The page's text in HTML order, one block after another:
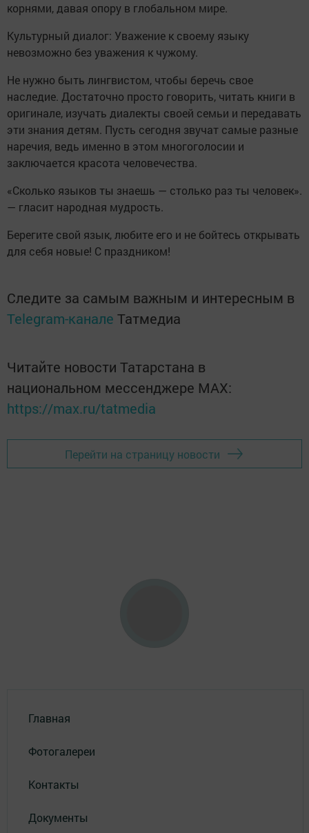
корнями, давая опору в глобальном мире.
Культурный диалог: Уважение к своему языку
невозможно без уважения к чужому.
Не нужно быть лингвистом, чтобы беречь свое
наследие. Достаточно просто говорить, читать книги в
оригинале, изучать диалекты своей семьи и передавать
эти знания детям. Пусть сегодня звучат самые разные
наречия, ведь именно в этом многоголосии и
заключается красота человечества.
«Сколько языков ты знаешь — столько раз ты человек».
— гласит народная мудрость.
Берегите свой язык, любите его и не бойтесь открывать
для себя новые! С праздником!
Следите за самым важным и интересным в
Telegram-канале Татмедиа
Читайте новости Татарстана в
национальном мессенджере MАХ:
https://max.ru/tatmedia
Перейти на страницу новости
Главная
Фотогалереи
Контакты
Документы